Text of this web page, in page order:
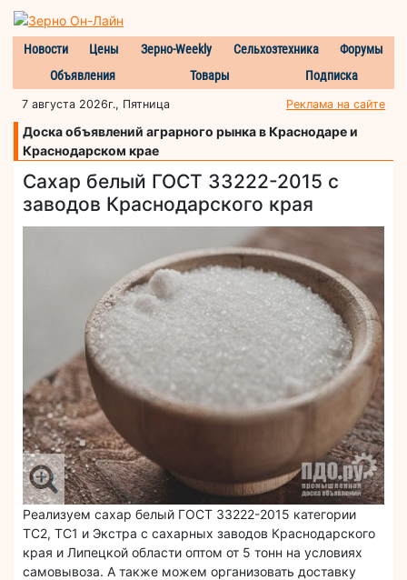
Новости Цены Зерно-Weekly Сельхозтехника
Форумы
Объявления
Товары Подписка
7 августа 2026г., Пятница Реклама на сайте
Доска объявлений аграрного рынка в Краснодаре и
Краснодарском крае
Сахар белый ГОСТ 33222-2015 с
заводов Краснодарского края
Реализуем сахар белый ГОСТ 33222-2015 категории
ТС2, ТС1 и Экстра с сахарных заводов Краснодарского
края и Липецкой области оптом от 5 тонн на условиях
самовывоза. А также можем организовать доставку